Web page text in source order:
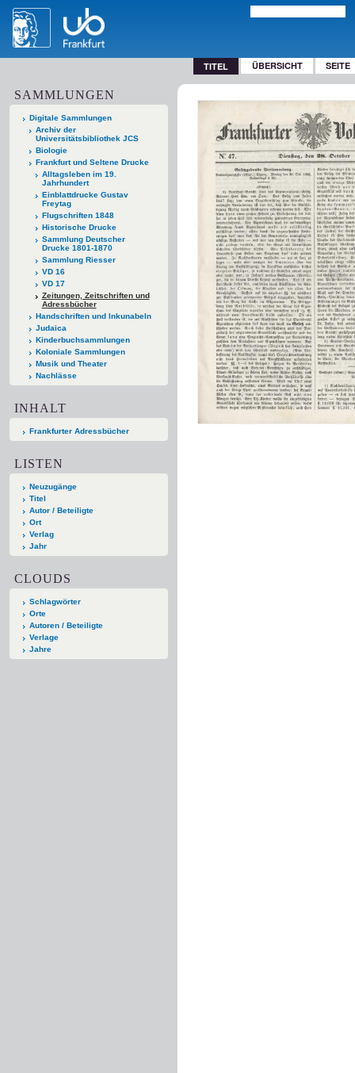
TITEL ÜBERSICHT SEITE
SAMMLUNGEN
Digitale Sammlungen
Archiv der
Universitätsbibliothek JCS
Biologie
Frankfurt und Seltene Drucke
Alltagsleben im 19.
Jahrhundert
Einblattdrucke Gustav
Freytag
Flugschriften 1848
Historische Drucke
Sammlung Deutscher
Drucke 1801-1870
Sammlung Riesser
VD 16
VD 17
Zeitungen, Zeitschriften und
Adressbücher
Handschriften und Inkunabeln
Judaica
Kinderbuchsammlungen
Koloniale Sammlungen
Musik und Theater
Nachlässe
INHALT
Frankfurter Adressbücher
LISTEN
Neuzugänge
Titel
Autor / Beteiligte
Ort
Verlag
Jahr
CLOUDS
Schlagwörter
Orte
Autoren / Beteiligte
Verlage
Jahre